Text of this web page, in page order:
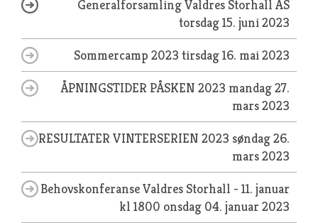
Generalforsamling Valdres Storhall AS
torsdag 15. juni 2023
Sommercamp 2023 tirsdag 16. mai 2023
ÅPNINGSTIDER PÅSKEN 2023 mandag 27.
mars 2023
RESULTATER VINTERSERIEN 2023 søndag 26.
mars 2023
Behovskonferanse Valdres Storhall - 11. januar
kl 1800 onsdag 04. januar 2023